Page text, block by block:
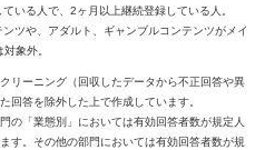
いる人で、2ヶ月以上継続登録している人。
ツや、アダルト、ギャンブルコンテンツがメイ
象外。
リーニング（回収したデータから不正回答や異
回答を除外した上で作成しています。
の「業態別」においては有効回答者数が規定人
す。その他の部門においては有効回答者数が規